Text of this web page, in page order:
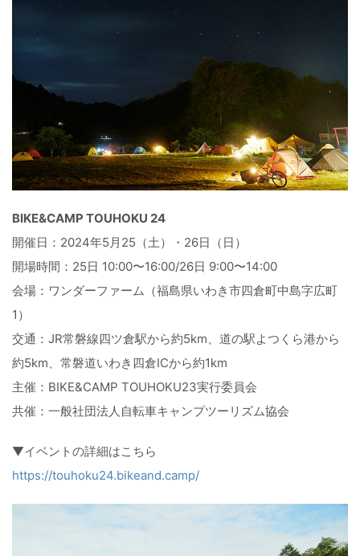
BIKE&CAMP TOUHOKU 24
開催日：2024年5月25（土）・26日（日）
開場時間：25日 10:00〜16:00/26日 9:00〜14:00
会場：ワンダーファーム（福島県いわき市四倉町中島字広町
1）
交通：JR常磐線四ツ倉駅から約5km、道の駅よつくら港から
約5km、常磐道いわき四倉ICから約1km
主催：BIKE&CAMP TOUHOKU23実行委員会
共催：一般社団法人自転車キャンプツーリズム協会
▼イベントの詳細はこちら
https://touhoku24.bikeand.camp/